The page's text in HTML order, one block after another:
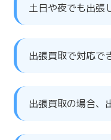
土日や夜でも出張
出張買取で対応で
出張買取の場合、